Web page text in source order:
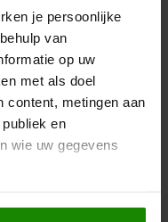
je persoonlijke
van
op uw
met als doel
content, metingen aan
en
wie uw gegevens